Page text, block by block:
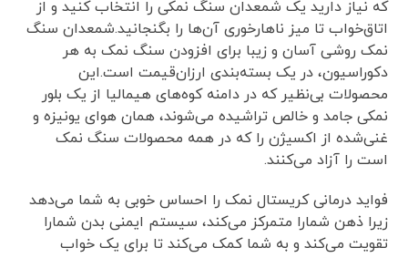
که نیاز دارید یک شمعدان سنگ نمکی را انتخاب کنید و از
اتاق‌خواب تا میز ناهارخوری آن‌ها را بگنجانید.شمعدان سنگ
نمک روشی آسان و زیبا برای افزودن سنگ نمک به هر
دکوراسیون، در یک بسته‌بندی ارزان‌قیمت است.این
محصولات بی‌نظیر که در دامنه کوه‌های هیمالیا از یک بلور
نمکی جامد و خالص تراشیده می‌شوند، همان هوای یونیزه و
غنی‌شده از اکسیژن را که در همه محصولات سنگ نمک
است را آزاد می‌کنند.
فواید درمانی کریستال نمک را احساس خوبی به شما می‌دهد
زیرا ذهن شمارا متمرکز می‌کند، سیستم ایمنی بدن شمارا
تقویت می‌کند و به شما کمک می‌کند تا برای یک خواب